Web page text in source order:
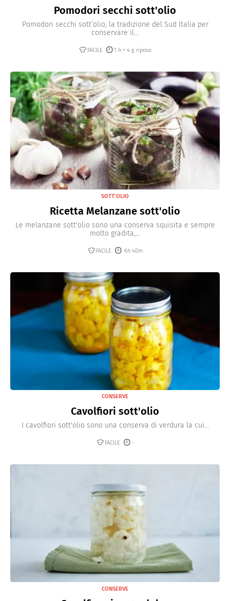
Pomodori secchi sott'olio
Pomodori secchi sott’olio, la tradizione del Sud Italia per
conservare il...
FACILE 1 h + 4 g riposo
SOTT’OLIO
Ricetta Melanzane sott'olio
Le melanzane sott'olio sono una conserva squisita e sempre
molto gradita,...
FACILE 6h 40m
CONSERVE
Cavolfiori sott'olio
I cavolfiori sott'olio sono una conserva di verdura la cui...
FACILE -
CONSERVE